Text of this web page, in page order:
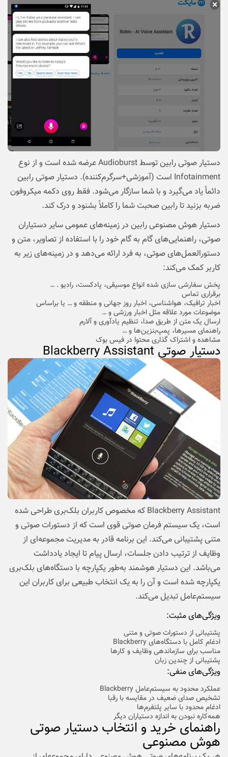
دستیار صوتی رابین توسط Audioburst عرضه شده است و از نوع
Infotainment است (آموزشی+سرگرم‌کننده). دستیار صوتی رابین
دائماً یاد می‌گیرد و با شما سازگار می‌شود. فقط روی دکمه میکروفون
ضربه بزنید تا رابین صحبت شما را کاملاً بشنود و درک کند.
دستیار هوش مصنوعی رابین در زمینه‌های عمومی سایر دستیاران
صوتی، راهنمایی‌های گام به گام خود را با استفاده از تصاویر، متن و
دستورالعمل‌های صوتی، به فرد ارائه می‌دهد و در زمینه‌های زیر به
کاربر کمک می‌کند:
پخش سفارشی سازی شده انواع موسیقی، پادکست، رادیو . …
برقراری تماس
اخبار ترافیک، هواشناسی، اخبار روز جهانی و منطقه و … یا براساس
موضوعات مورد علاقه مثل اخبار ورزشی و …
ارسال یک متن از طریق صدا، تنظیم یادآوری و آلارم
راهنمای مسیرها، پمپ‌بنزین‌ها و …
مشاهده و اشتراک گذاری محتوا در فیس بوک
دستیار صوتی Blackberry Assistant
Blackberry Assistant که مخصوص کاربران بلک‌بری طراحی شده
است، یک سیستم فرمان صوتی قوی است که از دستورات صوتی و
متنی پشتیبانی می‌کند. این برنامه قادر به مدیریت مجموعه‌ای از
وظایف از ترتیب دادن جلسات، ارسال پیام تا ایجاد یادداشت
می‌باشد. این دستیار هوشمند به‌طور یکپارچه با دستگاه‌های بلک‌بری
یکپارچه شده است و آن را به یک انتخاب طبیعی برای کاربران این
سیستم‌عامل تبدیل می‌کند.
ویژگی‌های مثبت:
پشتیبانی از دستورات صوتی و متنی
ادغام کامل با دستگاه‌های Blackberry
مناسب برای سازماندهی وظایف و کارها
پشتیبانی از چندین زبان
ویژگی‌های منفی:
عملکرد محدود به سیستم‌عامل Blackberry
تشخیص صدای ضعیف در مقایسه با رقبا
ادغام محدود با سایر پلتفرم‌ها
همه‌کاره نبودن به اندازه دستیاران دیگر
راهنمای خرید و انتخاب دستیار صوتی
هوش مصنوعی